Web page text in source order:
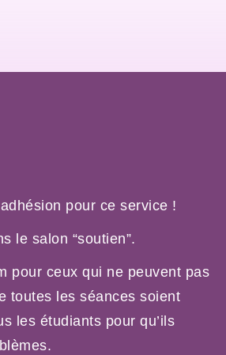
pour ce service !
le salon “soutien”.
pour ceux qui ne peuvent pas
toutes les séances soient
les étudiants pour qu’ils